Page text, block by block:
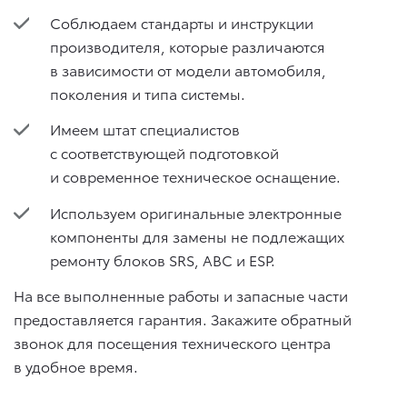
Соблюдаем стандарты и инструкции
производителя, которые различаются
в зависимости от модели автомобиля,
поколения и типа системы.
Имеем штат специалистов
с соответствующей подготовкой
и современное техническое оснащение.
Используем оригинальные электронные
компоненты для замены не подлежащих
ремонту блоков SRS, АВС и ESP.
На все выполненные работы и запасные части
предоставляется гарантия. Закажите обратный
звонок для посещения технического центра
в удобное время.